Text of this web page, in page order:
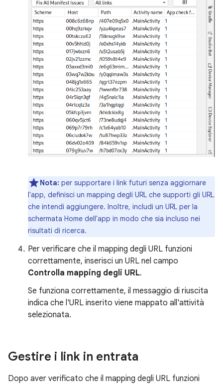
Nota: per supportare i link futuri senza aggiornare
l'app, definisci un mapping degli URL che supporti gli URL
che intendi aggiungere. Inoltre, includi un URL per la
schermata Home dell'app in modo che sia incluso nei
risultati di ricerca.
Per verificare che il mapping degli URL funzioni
correttamente, inserisci un URL nel campo
Controlla mapping degli URL.
Se funziona correttamente, il messaggio di riuscita
indica che l'URL inserito viene mappato all'attività
selezionata.
Gestire i link in entrata
Dopo aver verificato che il mapping degli URL funzioni